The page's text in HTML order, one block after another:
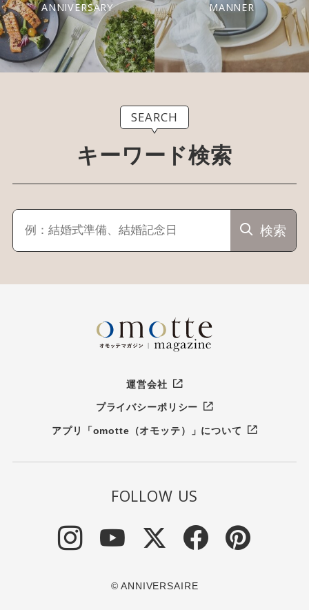
ANNIVERSARY MANNER
SEARCH
キーワード検索
検索
運営会社
プライバシーポリシー
アプリ「omotte（オモッテ）」について
FOLLOW US
© ANNIVERSAIRE